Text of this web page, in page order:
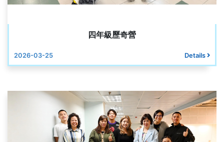
四年級歷奇營
2026-03-25 Details